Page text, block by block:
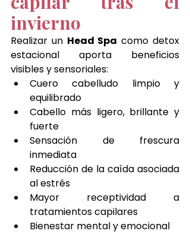
invierno
Realizar un Head Spa como detox
estacional aporta beneficios
visibles y sensoriales:
Cuero cabelludo limpio y
equilibrado
Cabello más ligero, brillante y
fuerte
Sensación de frescura
inmediata
Reducción de la caída asociada
al estrés
Mayor receptividad a
tratamientos capilares
Bienestar mental y emocional